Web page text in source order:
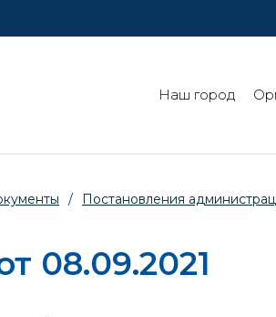
Наш город
/ Постановления
08.09.2021